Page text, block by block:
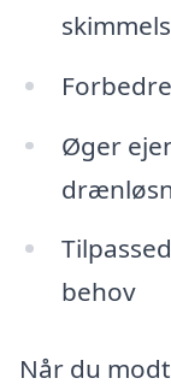
Øger
behov
Når du